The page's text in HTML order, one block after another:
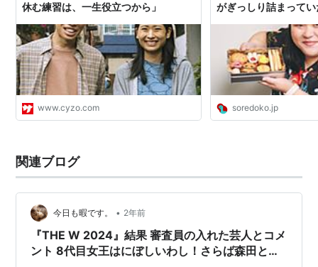
休む練習は、一生役立つから」
www.cyzo.com
がぎっしり詰まって
soredoko.jp
関連ブログ
今日も暇です。 • 2年前
『THE W 2024』結果 審査員の入れた芸人とコメ
ント 8代目女王はにぼしいわし！さらば森田と阿